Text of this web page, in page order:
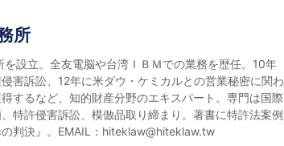
所
設立。全友電脳や台湾ＩＢＭでの業務を歴任。10年
害訴訟、12年に米ダウ・ケミカルとの営業秘密に関わ
するなど、知的財産分野のエキスパート。専門は国際
特許侵害訴訟、模倣品取り締まり。著書に特許法案例
判決』。EMAIL：hiteklaw@hiteklaw.tw